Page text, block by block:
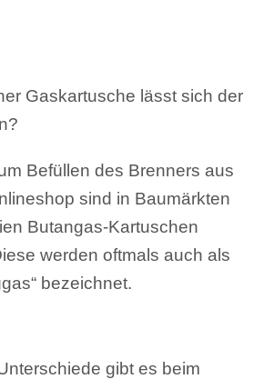
Gaskartusche lässt sich der
Befüllen des Brenners aus
sind in Baumärkten
Butangas-Kartuschen
werden oftmals auch als
bezeichnet.
gibt es beim